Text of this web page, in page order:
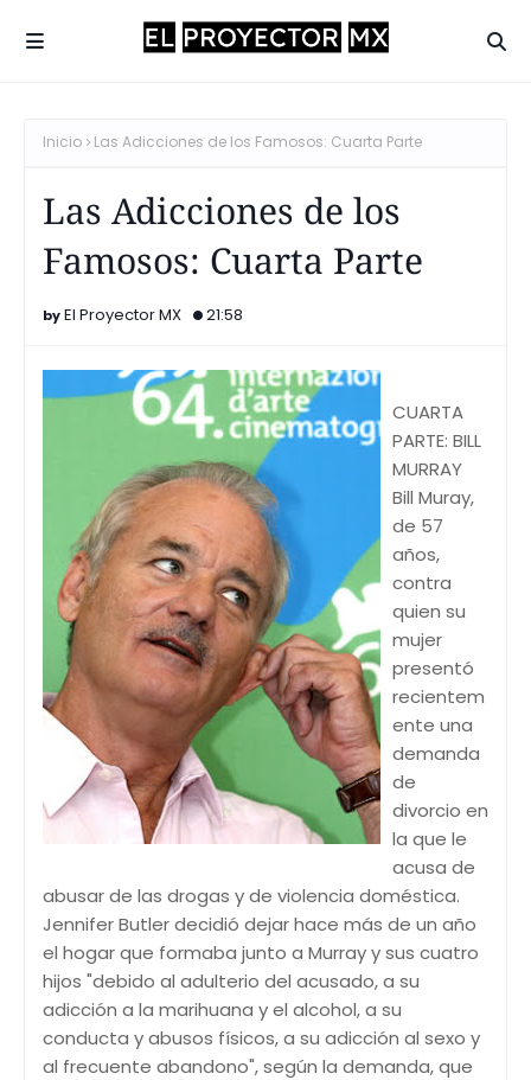
Inicio Las Adicciones de los Famosos: Cuarta Parte
Las Adicciones de los
Famosos: Cuarta Parte
El Proyector MX 21:58
CUARTA
PARTE: BILL
MURRAY
Bill Muray,
de 57
años,
contra
quien su
mujer
presentó
recientem
ente una
demanda
de
divorcio en
la que le
acusa de
abusar de las drogas y de violencia doméstica.
Jennifer Butler decidió dejar hace más de un año
el hogar que formaba junto a Murray y sus cuatro
hijos "debido al adulterio del acusado, a su
adicción a la marihuana y el alcohol, a su
conducta y abusos físicos, a su adicción al sexo y
al frecuente abandono", según la demanda, que